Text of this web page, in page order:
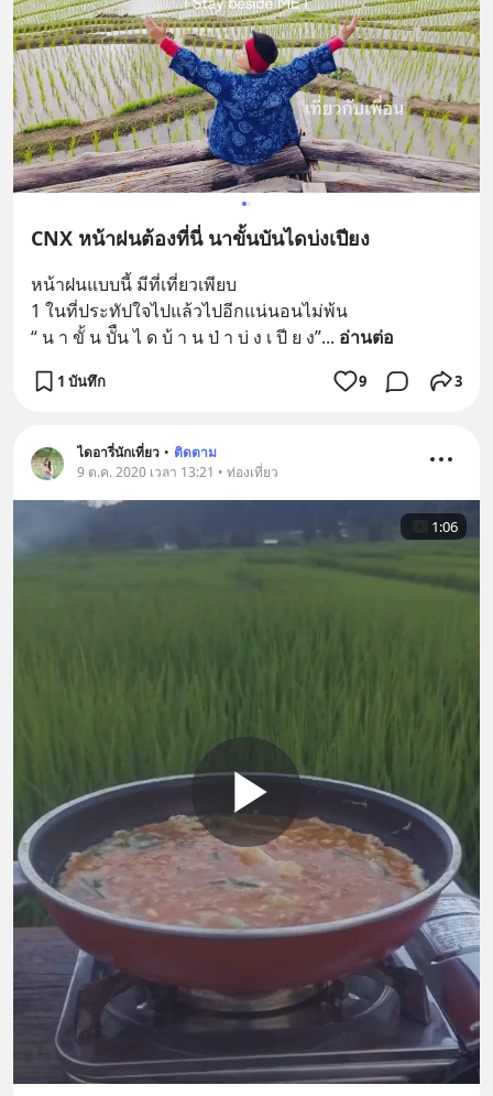
CNX หน้าฝนต้องที่นี่ นาขั้นบันไดบ่งเปียง
หน้าฝนแบบนี้ มีที่เที่ยวเพียบ
1 ในที่ประทัปใจไปแล้วไปอีกแน่นอนไม่พ้น
“ น า ขั้ น บัืน ไ ด บ้ า น ป่ า บ่ ง เ ปี ย ง”... อ่านต่อ
1 บันทึก 9 3
ไดอารี่นักเที่ยว • ติดตาม
9 ต.ค. 2020 เวลา 13:21 • ท่องเที่ยว
1:06